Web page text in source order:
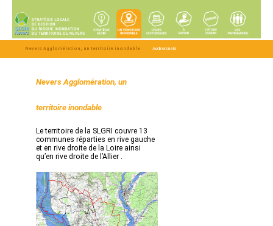
Nevers Agglomération, un territoire inondable Audiovisuels
Nevers Agglomération, un
territoire inondable
Le territoire de la SLGRI couvre 13
communes réparties en rive gauche
et en rive droite de la Loire ainsi
qu’en rive droite de l’Allier .